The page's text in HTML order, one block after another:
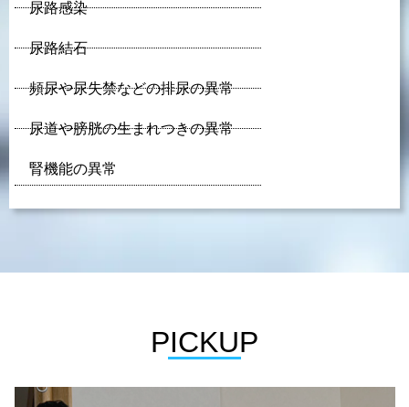
尿路感染
尿路結石
頻尿や尿失禁などの排尿の異常
尿道や膀胱の生まれつきの異常
腎機能の異常
PICKUP